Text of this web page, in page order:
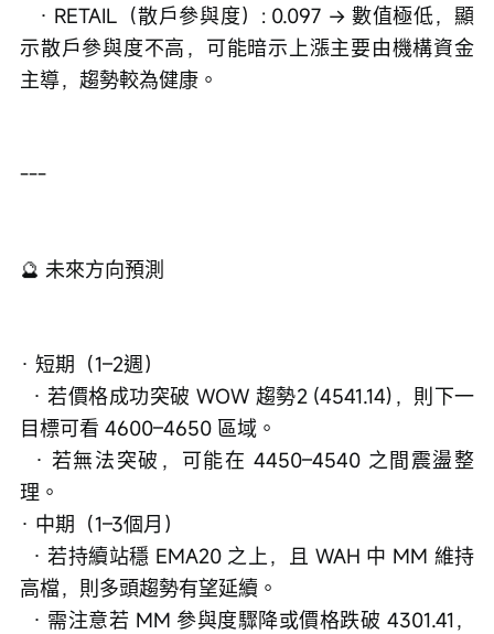
· RETAIL（散戶參與度）: 0.097 → 數值極低，顯
示散戶參與度不高，可能暗示上漲主要由機構資金
主導，趨勢較為健康。
---
🔮 未來方向預測
· 短期（1–2週）
· 若價格成功突破 WOW 趨勢2 (4541.14)，則下一
目標可看 4600–4650 區域。
· 若無法突破，可能在 4450–4540 之間震盪整
理。
· 中期（1–3個月）
· 若持續站穩 EMA20 之上，且 WAH 中 MM 維持
高檔，則多頭趨勢有望延續。
· 需注意若 MM 參與度驟降或價格跌破 4301.41，